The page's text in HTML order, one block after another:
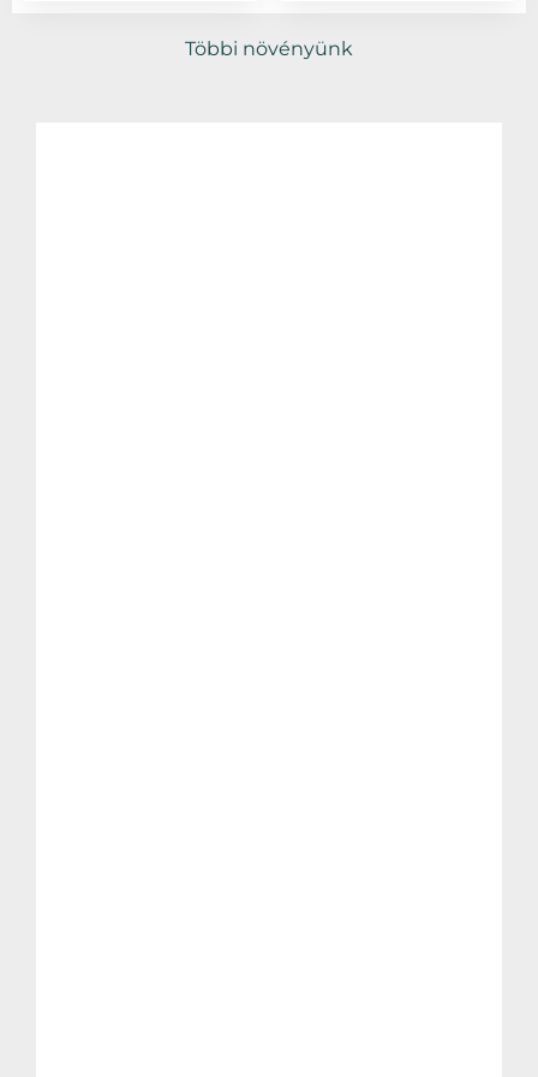
Többi növényünk